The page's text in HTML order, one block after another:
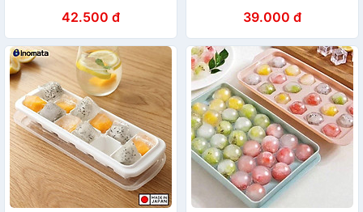
42.500 đ 39.000 đ